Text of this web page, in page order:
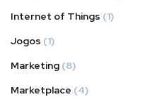
Internet of Things (1)
Jogos (1)
Marketing (8)
Marketplace (4)